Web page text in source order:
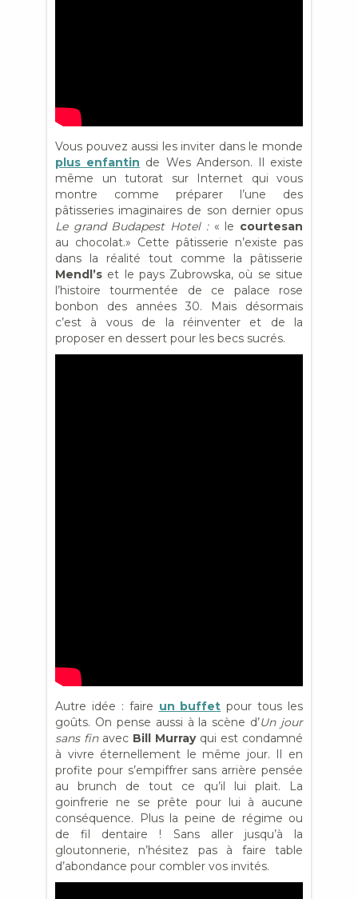
Vous pouvez aussi les inviter dans le monde
plus enfantin de Wes Anderson. Il existe
même un tutorat sur Internet qui vous
montre comme préparer l’une des
pâtisseries imaginaires de son dernier opus
Le grand Budapest Hotel :« le courtesan
au chocolat.» Cette pâtisserie n’existe pas
dans la réalité tout comme la pâtisserie
Mendl’s et le pays Zubrowska, où se situe
l’histoire tourmentée de ce palace rose
bonbon des années 30. Mais désormais
c’est à vous de la réinventer et de la
proposer en dessert pour les becs sucrés.
Autre idée : faire un buffet pour tous les
goûts. On pense aussi à la scène d’Un jour
sans finavec Bill Murrayqui est condamné
à vivre éternellement le même jour. Il en
profite pour s’empiffrer sans arrière pensée
au brunch de tout ce qu’il lui plait. La
goinfrerie ne se prête pour lui à aucune
conséquence. Plus la peine de régime ou
de fil dentaire ! Sans aller jusqu’à la
gloutonnerie, n’hésitez pas à faire table
d’abondance pour combler vos invités.